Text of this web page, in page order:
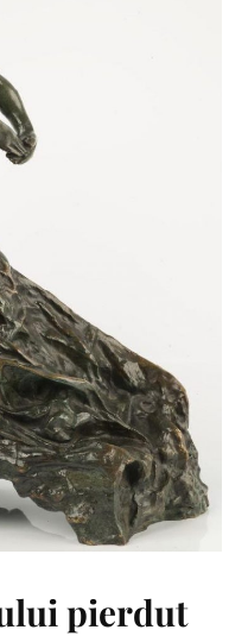
pierdut